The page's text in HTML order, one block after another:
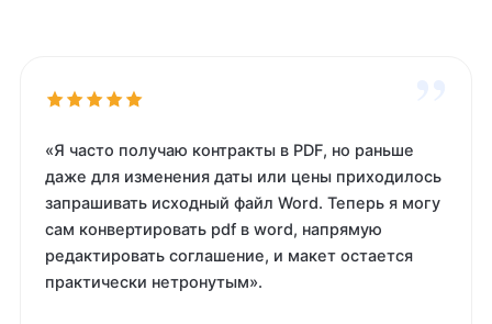
«Я часто получаю контракты в PDF, но раньше
даже для изменения даты или цены приходилось
запрашивать исходный файл Word. Теперь я могу
сам конвертировать pdf в word, напрямую
редактировать соглашение, и макет остается
практически нетронутым».